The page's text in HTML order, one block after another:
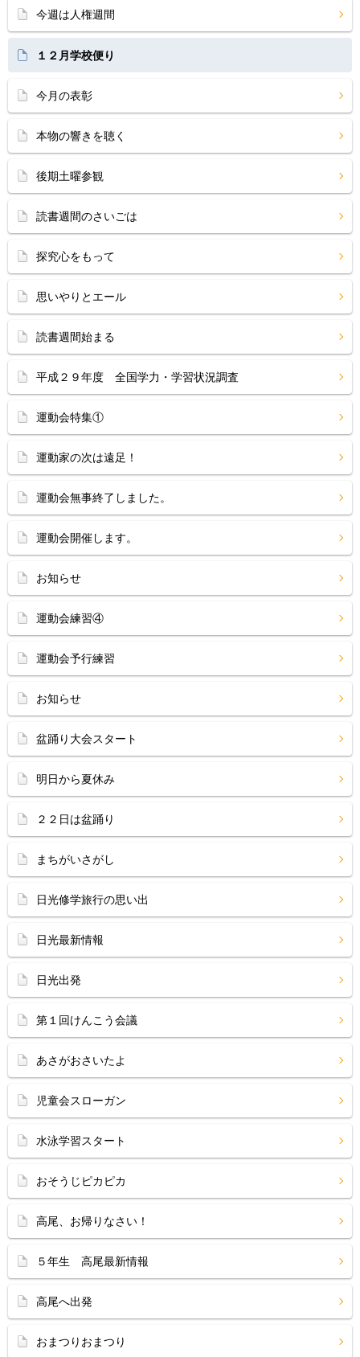
今週は人権週間
１２月学校便り
今月の表彰
本物の響きを聴く
後期土曜参観
読書週間のさいごは
探究心をもって
思いやりとエール
読書週間始まる
平成２９年度 全国学力・学習状況調査
運動会特集①
運動家の次は遠足！
運動会無事終了しました。
運動会開催します。
お知らせ
運動会練習④
運動会予行練習
お知らせ
盆踊り大会スタート
明日から夏休み
２２日は盆踊り
まちがいさがし
日光修学旅行の思い出
日光最新情報
日光出発
第１回けんこう会議
あさがおさいたよ
児童会スローガン
水泳学習スタート
おそうじピカピカ
高尾、お帰りなさい！
５年生 高尾最新情報
高尾へ出発
おまつりおまつり